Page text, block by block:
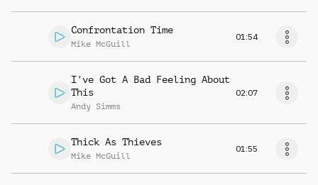
Confrontation Time
Mike McGuill
01:54
I've Got A Bad Feeling About
This
Andy Simms
02:07
Thick As Thieves
Mike McGuill
01:55